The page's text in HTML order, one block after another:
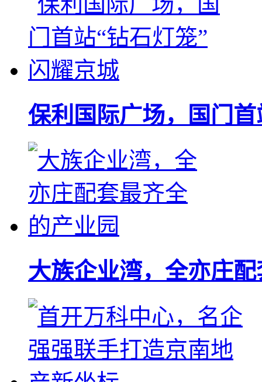
保利国际广场，国门
大族企业湾，全亦庄